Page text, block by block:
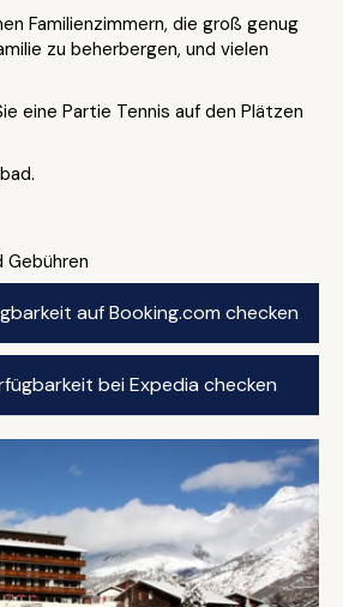
Familienzimmern, die groß genug
zu beherbergen, und vielen
eine Partie Tennis auf den Plätzen
Gebühren
auf Booking.com checken
bei Expedia checken